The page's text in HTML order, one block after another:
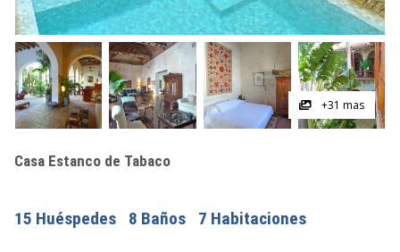
+31 mas
Casa Estanco de Tabaco
15 Huéspedes 8 Baños 7 Habitaciones